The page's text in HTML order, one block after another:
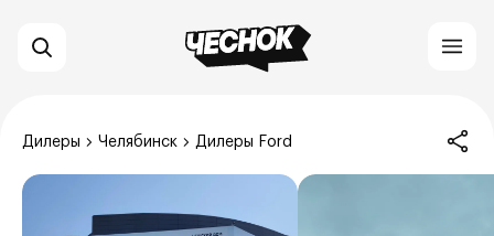
Дилеры Челябинск Дилеры Ford